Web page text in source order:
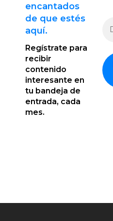
encantados
de que estés
aquí.
Regístrate para
recibir
contenido
interesante en
tu bandeja de
entrada, cada
mes.